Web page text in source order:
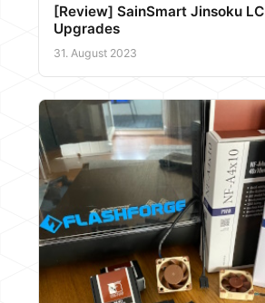
[Review] SainSmart Jinsoku
Upgrades
31. August 2023